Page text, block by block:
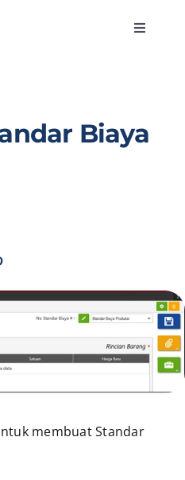
Toggle
Biaya
membuat Standar